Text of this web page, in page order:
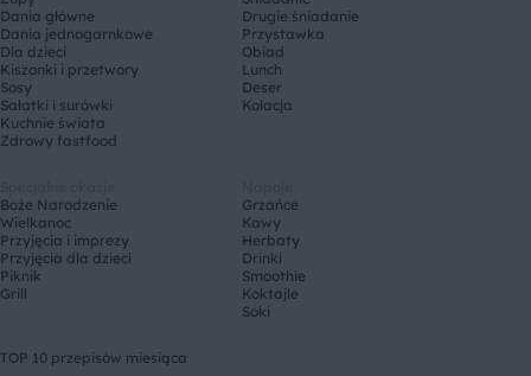
Dania główne
Dania jednogarnkowe
Dla dzieci
Kiszonki i przetwory
Sosy
Sałatki i surówki
Kuchnie świata
Zdrowy fastfood
Drugie śniadanie
Przystawka
Obiad
Lunch
Deser
Kolacja
Boże Narodzenie
Wielkanoc
Przyjęcia i imprezy
Przyjęcia dla dzieci
Piknik
Grill
Grzańce
Kawy
Herbaty
Drinki
Smoothie
Koktajle
Soki
TOP 10 przepisów miesiąca